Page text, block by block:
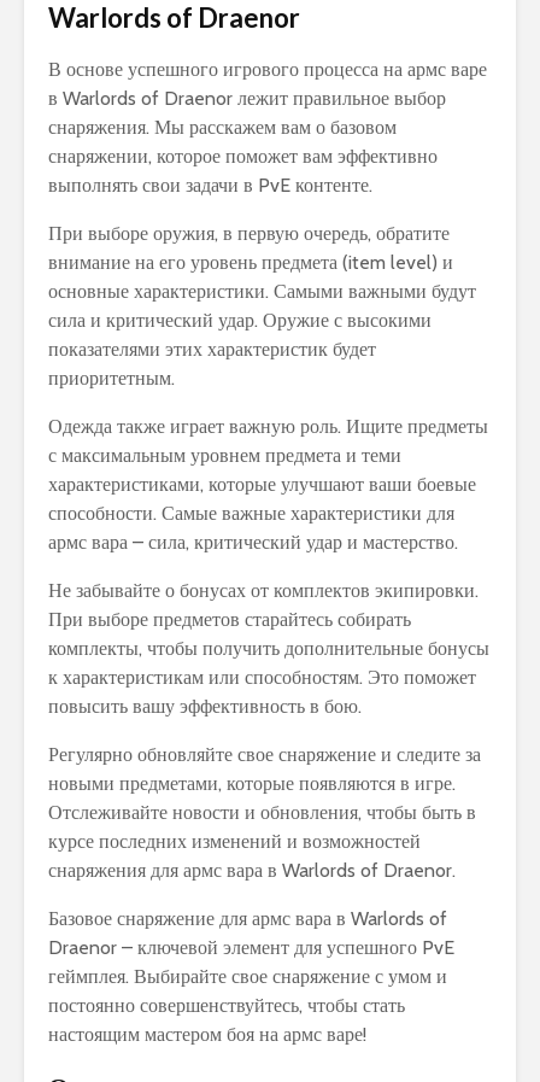
Warlords of Draenor
В основе успешного игрового процесса на армс варе
в Warlords of Draenor лежит правильное выбор
снаряжения. Мы расскажем вам о базовом
снаряжении, которое поможет вам эффективно
выполнять свои задачи в PvE контенте.
При выборе оружия, в первую очередь, обратите
внимание на его уровень предмета (item level) и
основные характеристики. Самыми важными будут
сила и критический удар. Оружие с высокими
показателями этих характеристик будет
приоритетным.
Одежда также играет важную роль. Ищите предметы
с максимальным уровнем предмета и теми
характеристиками, которые улучшают ваши боевые
способности. Самые важные характеристики для
армс вара – сила, критический удар и мастерство.
Не забывайте о бонусах от комплектов экипировки.
При выборе предметов старайтесь собирать
комплекты, чтобы получить дополнительные бонусы
к характеристикам или способностям. Это поможет
повысить вашу эффективность в бою.
Регулярно обновляйте свое снаряжение и следите за
новыми предметами, которые появляются в игре.
Отслеживайте новости и обновления, чтобы быть в
курсе последних изменений и возможностей
снаряжения для армс вара в Warlords of Draenor.
Базовое снаряжение для армс вара в Warlords of
Draenor – ключевой элемент для успешного PvE
геймплея. Выбирайте свое снаряжение с умом и
постоянно совершенствуйтесь, чтобы стать
настоящим мастером боя на армс варе!